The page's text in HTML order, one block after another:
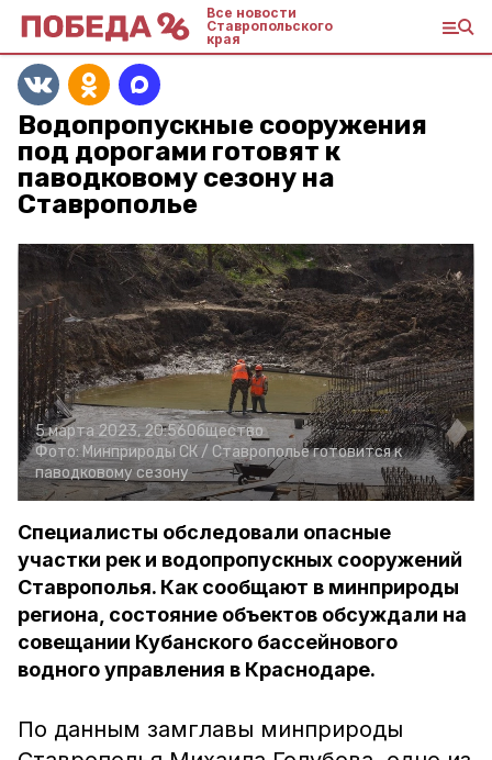
Все новости
Ставропольского
края
Водопропускные сооружения
под дорогами готовят к
паводковому сезону на
Ставрополье
5 марта 2023, 20:56Общество
Фото:Минприроды СК / Ставрополье готовится к
паводковому сезону
Специалисты обследовали опасные
участки рек и водопропускных сооружений
Ставрополья. Как сообщают в минприроды
региона, состояние объектов обсуждали на
совещании Кубанского бассейнового
водного управления в Краснодаре.
По данным замглавы минприроды